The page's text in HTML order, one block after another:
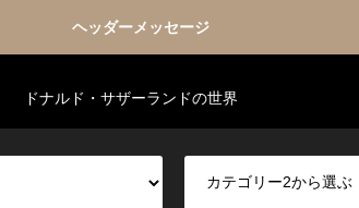
ヘッダーメッセージ
ドナルド・サザーランドの世界